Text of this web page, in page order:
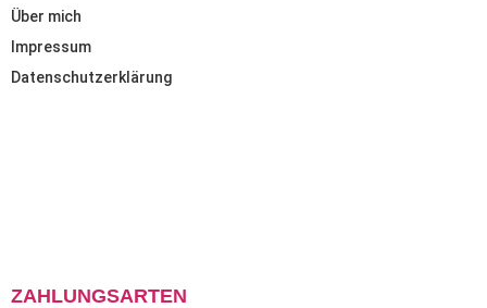
Über mich
Impressum
Datenschutzerklärung
ZAHLUNGSARTEN